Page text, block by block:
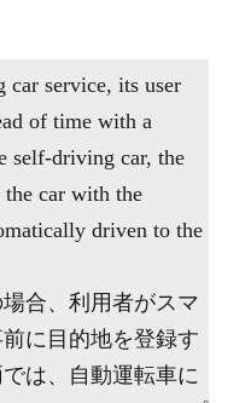
car service, its user
of time with a
self-driving car, the
the car with the
driven to the
合、利用者がスマ
に目的地を登録す
は、自動運転車に